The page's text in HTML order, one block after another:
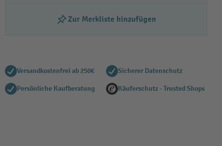
Zur Merkliste hinzufügen
Versandkostenfrei ab 250€ Sicherer Datenschutz
Persönliche Kaufberatung Käuferschutz - Trusted Shops